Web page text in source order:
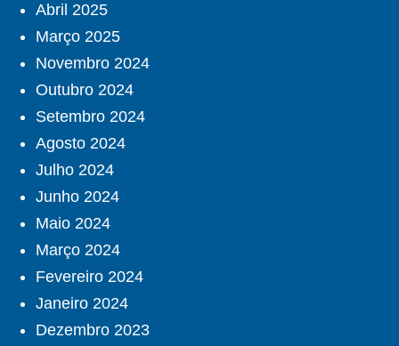
Abril 2025
Março 2025
Novembro 2024
Outubro 2024
Setembro 2024
Agosto 2024
Julho 2024
Junho 2024
Maio 2024
Março 2024
Fevereiro 2024
Janeiro 2024
Dezembro 2023